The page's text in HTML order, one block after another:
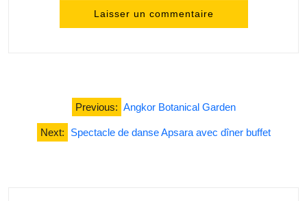
Navigation
l’article
Previous: Angkor Botanical Garden
Next: Spectacle de danse Apsara avec dîner buffet